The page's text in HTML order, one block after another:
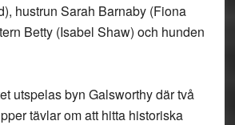
hustrun Sarah Barnaby (Fiona
Betty (Isabel Shaw) och hunden
utspelas byn Galsworthy där två
tävlar om att hitta historiska